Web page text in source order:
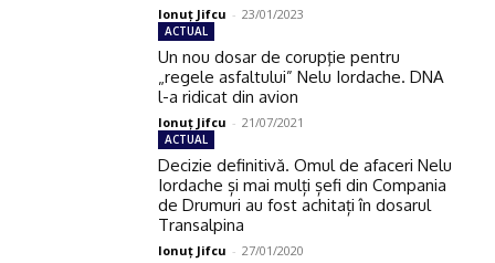
Ionuţ Jifcu - 23/01/2023
ACTUAL
Un nou dosar de corupţie pentru
„regele asfaltului” Nelu Iordache. DNA
l-a ridicat din avion
Ionuţ Jifcu - 21/07/2021
ACTUAL
Decizie definitivă. Omul de afaceri Nelu
Iordache și mai mulți șefi din Compania
de Drumuri au fost achitați în dosarul
Transalpina
Ionuţ Jifcu - 27/01/2020